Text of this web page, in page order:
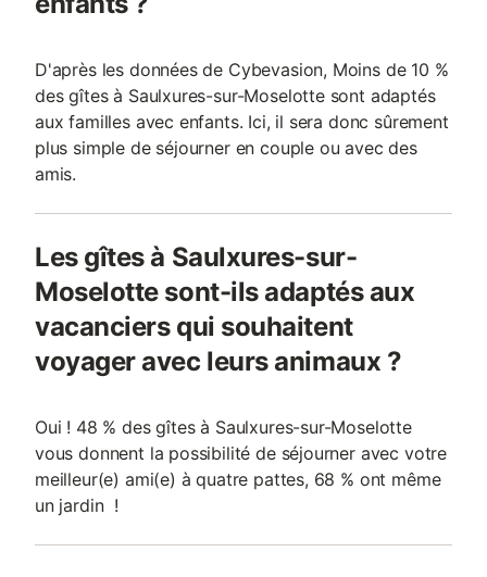
D'après les données de Cybevasion, Moins de 10 %
des gîtes à Saulxures-sur-Moselotte sont adaptés
aux familles avec enfants. Ici, il sera donc sûrement
plus simple de séjourner en couple ou avec des
amis.
Les gîtes à Saulxures-sur-
Moselotte sont-ils adaptés aux
vacanciers qui souhaitent
voyager avec leurs animaux ?
Oui ! 48 % des gîtes à Saulxures-sur-Moselotte
vous donnent la possibilité de séjourner avec votre
meilleur(e) ami(e) à quatre pattes, 68 % ont même
un jardin !